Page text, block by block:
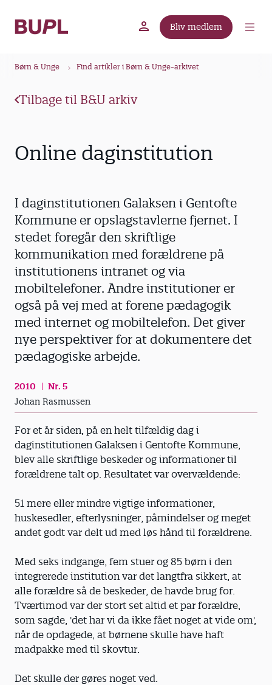
Bliv medlem
Børn & Unge Find artikler i Børn & Unge-arkivet
Tilbage til B&U arkiv
Online daginstitution
I daginstitutionen Galaksen i Gentofte
Kommune er opslagstavlerne fjernet. I
stedet foregår den skriftlige
kommunikation med forældrene på
institutionens intranet og via
mobiltelefoner. Andre institutioner er
også på vej med at forene pædagogik
med internet og mobiltelefon. Det giver
nye perspektiver for at dokumentere det
pædagogiske arbejde.
2010
Nr. 5
Johan Rasmussen
For et år siden, på en helt tilfældig dag i
daginstitutionen Galaksen i Gentofte Kommune,
blev alle skriftlige beskeder og informationer til
forældrene talt op. Resultatet var overvældende:
51 mere eller mindre vigtige informationer,
huskesedler, efterlysninger, påmindelser og meget
andet godt var delt ud med løs hånd til forældrene.
Med seks indgange, fem stuer og 85 børn i den
integrerede institution var det langtfra sikkert, at
alle forældre så de beskeder, de havde brug for.
Tværtimod var der stort set altid et par forældre,
som sagde, 'det har vi da ikke fået noget at vide om',
når de opdagede, at børnene skulle have haft
madpakke med til skovtur.
Det skulle der gøres noget ved.